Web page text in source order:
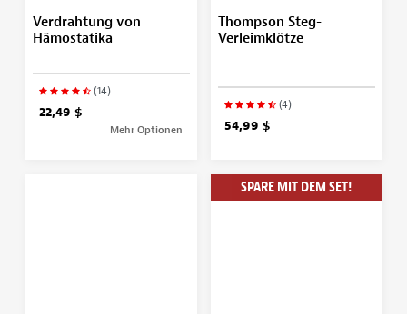
Verdrahtung von
Hämostatika
(14)
22,49 $
Mehr Optionen
Thompson Steg-
Verleimklötze
(4)
54,99 $
SPARE MIT DEM SET!